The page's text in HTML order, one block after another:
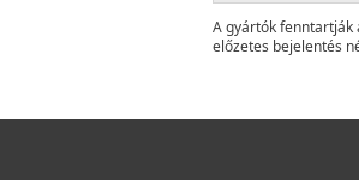
A gyártók fenntartják
előzetes bejelentés